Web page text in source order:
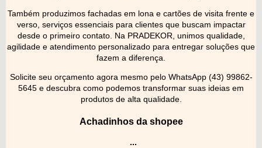
Também produzimos fachadas em lona e cartões de visita frente e
verso, serviços essenciais para clientes que buscam impactar
desde o primeiro contato. Na PRADEKOR, unimos qualidade,
agilidade e atendimento personalizado para entregar soluções que
fazem a diferença.
Solicite seu orçamento agora mesmo pelo WhatsApp (43) 99862-
5645 e descubra como podemos transformar suas ideias em
produtos de alta qualidade.
Achadinhos da shopee
...